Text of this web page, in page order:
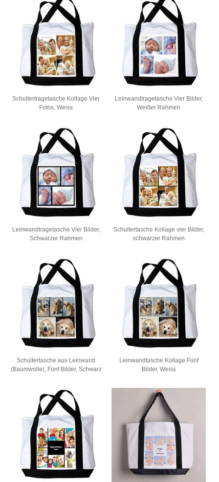
Schultertragetasche Kollage Vier
Fotos, Weiss
Leinwandtragetasche Vier Bilder,
Weißer Rahmen
Leinwandtragetasche Vier Bilder,
Schwarzer Rahmen
Schultertasche Kollage vier Bilder,
schwarzer Rahmen
Schultertasche aus Leinwand
(Baumwolle), Fünf Bilder, Schwarz
Leinwandtasche Kollage Fünf
Bilder, Weiss